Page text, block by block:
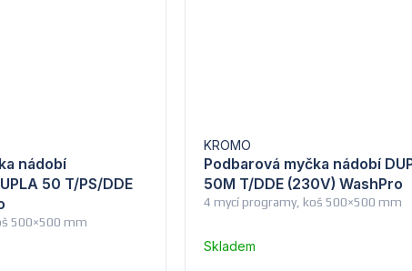
500×500 mm
nádobí
50 T/PS/DDE
4 mycí programy, koš 500×500 mm
Podbarová myčka nádobí
50M T/DDE (230V) WashPro
KROMO
Skladem